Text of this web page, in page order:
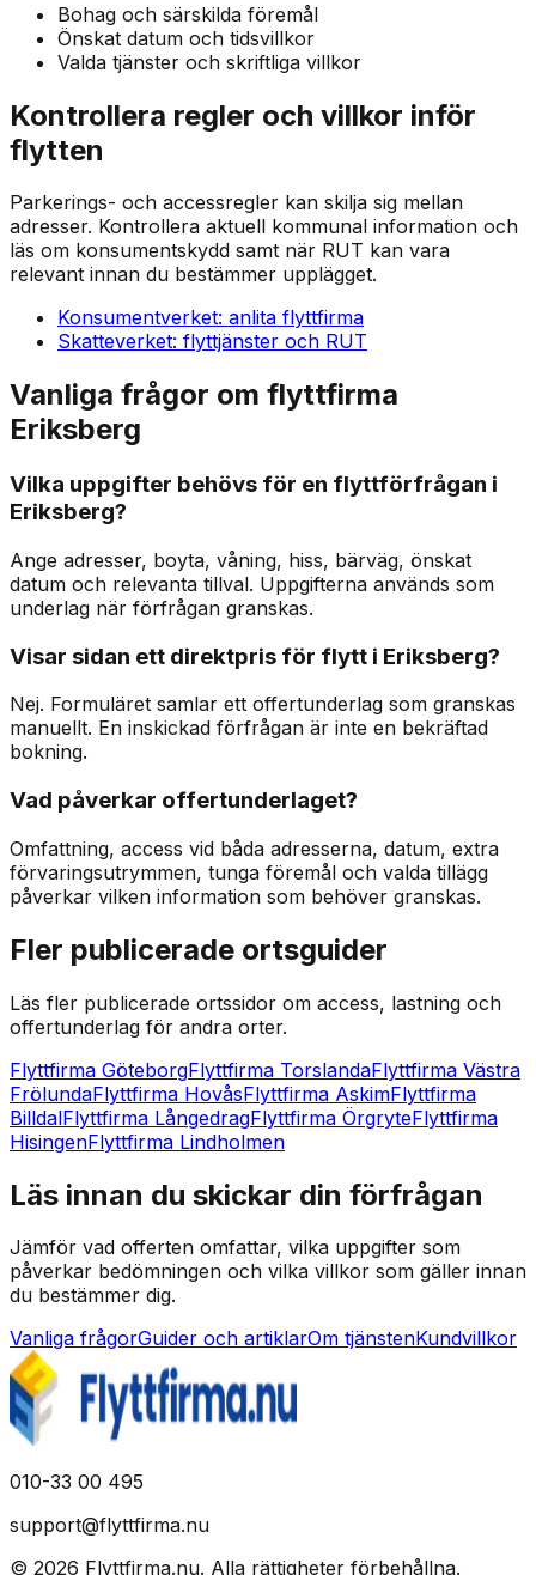
Bohag och särskilda föremål
Önskat datum och tidsvillkor
Valda tjänster och skriftliga villkor
Kontrollera regler och villkor inför
flytten
Parkerings- och accessregler kan skilja sig mellan
adresser. Kontrollera aktuell kommunal information och
läs om konsumentskydd samt när RUT kan vara
relevant innan du bestämmer upplägget.
Konsumentverket: anlita flyttfirma
Skatteverket: flyttjänster och RUT
Vanliga frågor om flyttfirma
Eriksberg
Vilka uppgifter behövs för en flyttförfrågan i
Eriksberg?
Ange adresser, boyta, våning, hiss, bärväg, önskat
datum och relevanta tillval. Uppgifterna används som
underlag när förfrågan granskas.
Visar sidan ett direktpris för flytt i Eriksberg?
Nej. Formuläret samlar ett offertunderlag som granskas
manuellt. En inskickad förfrågan är inte en bekräftad
bokning.
Vad påverkar offertunderlaget?
Omfattning, access vid båda adresserna, datum, extra
förvaringsutrymmen, tunga föremål och valda tillägg
påverkar vilken information som behöver granskas.
Fler publicerade ortsguider
Läs fler publicerade ortssidor om access, lastning och
offertunderlag för andra orter.
Flyttfirma GöteborgFlyttfirma TorslandaFlyttfirma Västra
FrölundaFlyttfirma HovåsFlyttfirma AskimFlyttfirma
BilldalFlyttfirma LångedragFlyttfirma ÖrgryteFlyttfirma
HisingenFlyttfirma Lindholmen
Läs innan du skickar din förfrågan
Jämför vad offerten omfattar, vilka uppgifter som
påverkar bedömningen och vilka villkor som gäller innan
du bestämmer dig.
Vanliga frågorGuider och artiklarOm tjänstenKundvillkor
010-33 00 495
support@flyttfirma.nu
© 2026 Flyttfirma.nu. Alla rättigheter förbehållna.